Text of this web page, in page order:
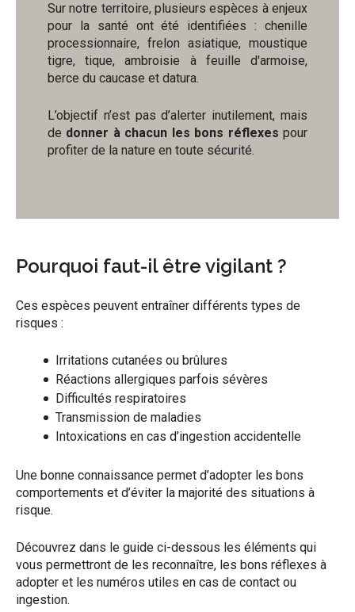
Sur notre territoire, plusieurs espèces à enjeux
pour la santé ont été identifiées : chenille
processionnaire, frelon asiatique, moustique
tigre, tique, ambroisie à feuille d'armoise,
berce du caucase et datura.
L’objectif n’est pas d’alerter inutilement, mais
de donner à chacun les bons réflexes pour
profiter de la nature en toute sécurité.
Pourquoi faut-il être vigilant ?
Ces espèces peuvent entraîner différents types de
risques :
Irritations cutanées ou brûlures
Réactions allergiques parfois sévères
Difficultés respiratoires
Transmission de maladies
Intoxications en cas d’ingestion accidentelle
Une bonne connaissance permet d’adopter les bons
comportements et d’éviter la majorité des situations à
risque.
Découvrez dans le guide ci-dessous les éléments qui
vous permettront de les reconnaître, les bons réflexes à
adopter et les numéros utiles en cas de contact ou
ingestion.